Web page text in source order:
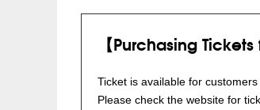
【Purchasing
Ticket is available for
Please check the website for